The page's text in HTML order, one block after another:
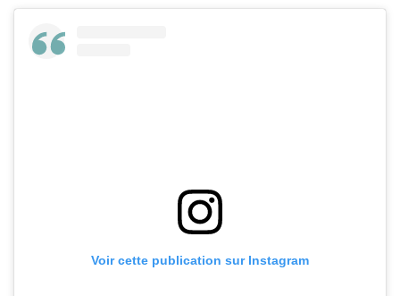
Voir cette publication sur Instagram